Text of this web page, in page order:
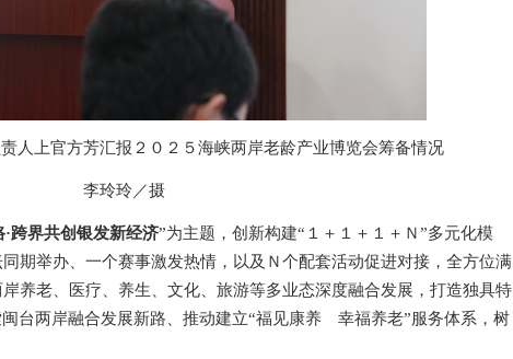
人上官方芳汇报２０２５ 海峡两岸老龄产业博览会筹备情况
李玲玲／ 摄
·跨界共创银发新经济”为主题，创新构建“１＋１＋１＋Ｎ”多元化模
同期举办 、一个赛事激发热情，以及 Ｎ个配套活动促进对接 ，全方位满
养老、医疗、养生、文化、旅游等多业态深度融合发展，打造独具特
台两岸融合发展新路、推动建立“福见康养 幸福养老”服务体系，树